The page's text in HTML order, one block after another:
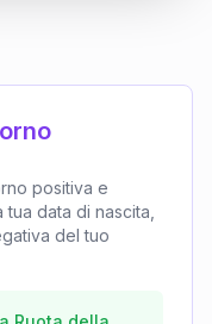
positiva e
data di nascita,
del tuo